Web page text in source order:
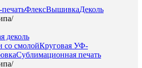
ФлексВышивкаДеколь
/
деколь
со смолойКруговая УФ-
Сублимационная печать
/